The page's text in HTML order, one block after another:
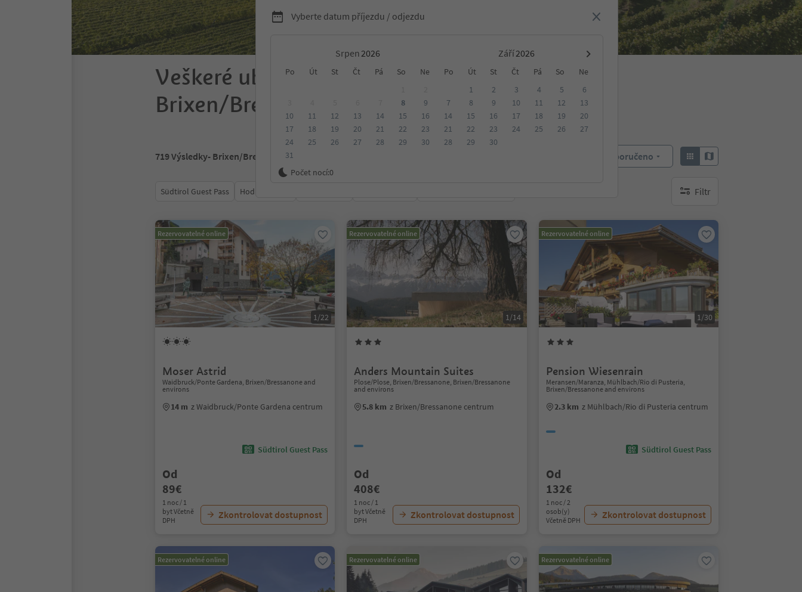
Vyberte datum příjezdu / odjezdu
Srpen Září
Po Út St Čt Pá So Ne Po Út St Čt Pá So
Ne
8
9
10
11 12 13 14 15
16
17
18 19 20 21 22
23
24
25 26 27 28 29
30
31
1 2 3 4 5
6
7
8 9 10 11 12
13
14
15 16 17 18 19
20
21
22 23 24 25 26
27
28
29 30
Počet nocí:0
Veškeré ubytování v
Brixen/Bressanone a okolí
719Výsledky- Brixen/Bressanone a okolí Doporučeno
Südtirol Guest Pass Hodnocení Filtr
brak aktywnych filtrów
Rezervovatelné online
1/22
Moser Astrid
Waidbruck/Ponte Gardena, Brixen/Bressanone and
environs
14 m z Waidbruck/Ponte Gardena centrum
Südtirol Guest Pass
Od
89€
1 noc / 1
byt Včetně
DPH
Zkontrolovat dostupnost
Rezervovatelné online
1/14
Anders Mountain Suites
Plose/Plose, Brixen/Bressanone, Brixen/Bressanone
and environs
5.8 km z Brixen/Bressanone centrum
Od
408€
1 noc / 1
byt Včetně
DPH
Zkontrolovat dostupnost
Rezervovatelné online
1/30
Pension Wiesenrain
Meransen/Maranza, Mühlbach/Rio di Pusteria,
Brixen/Bressanone and environs
2.3 km z Mühlbach/Rio di Pusteria centrum
Südtirol Guest Pass
Od
132€
1 noc / 2
osob(y)
Včetně DPH
Zkontrolovat dostupnost
Rezervovatelné online Rezervovatelné online Rezervovatelné online